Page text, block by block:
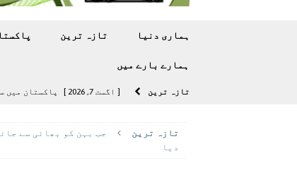
ہماری دنیا تازہ ترين
ہمارے بارے ميں
تازہ ترين [ اگست 7, 2026 ] پاکستان میں سونے کی
پاکستان
تازہ ترين
جب بہن کو بھائی سے
دیا